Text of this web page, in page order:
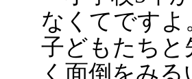
なくてです
子どもたちと
く面倒をみ